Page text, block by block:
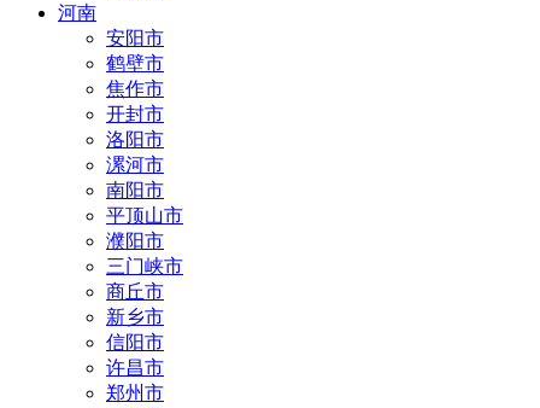
河南
安阳市
鹤壁市
焦作市
开封市
洛阳市
漯河市
南阳市
平顶山市
濮阳市
三门峡市
商丘市
新乡市
信阳市
许昌市
郑州市